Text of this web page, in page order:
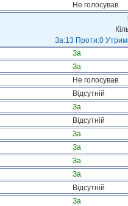
Не голосував
За:13 Проти:0
За
За
Не голосував
Відсутній
За
Відсутній
За
За
За
За
Відсутній
За